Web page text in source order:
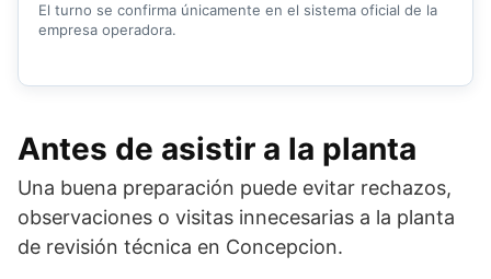
El turno se confirma únicamente en el sistema oficial de la
empresa operadora.
Antes de asistir a la planta
Una buena preparación puede evitar rechazos,
observaciones o visitas innecesarias a la planta
de revisión técnica en Concepcion.